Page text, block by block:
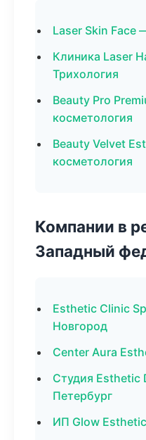
Laser Skin Face
Клиника Laser
Трихология
Beauty Pro
косметология
Beauty Velvet
косметология
Компании в
Западный
Esthetic Clinic
Новгород
Center Aura
Студия
Петербург
ИП Glow